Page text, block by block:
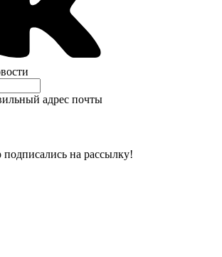
адрес почты
на рассылку!